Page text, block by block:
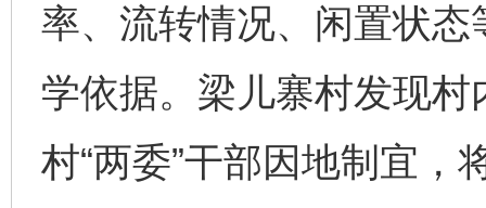
率、流转情况、闲置状
学依据。梁儿寨村发现
村“两委”干部因地制宜，